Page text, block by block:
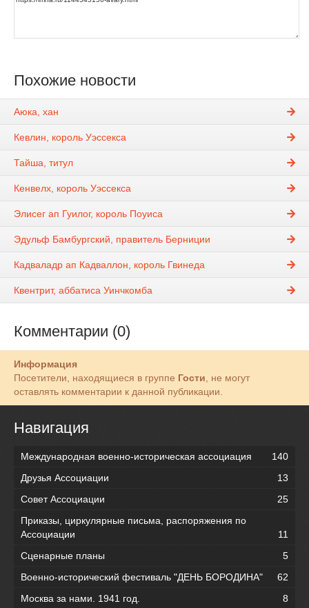
Похожие новости
Аюка, хан
Кевлин, король Уэссекса
Тайша, титул
Кенвелх, король Уэссекса
Элисег ап Гуилог, король Поуиса
Эдульф Бамбургский, правитель Берниции
Кадваладр ап Кадваллон, король Гвинеда
Квентрит, аббатиса Уинчкомба
Комментарии (0)
Информация
Посетители, находящиеся в группе Гости , не могут
оставлять комментарии к данной публикации.
Навигация
Международная военно-историческая ассоциация
140
Друзья Ассоциации
13
Совет Ассоциации
25
Приказы, циркулярные письма, распоряжения по
Ассоциации
11
Сценарные планы
5
Военно-исторический фестиваль "ДЕНЬ БОРОДИНА"
62
Москва за нами. 1941 год.
8